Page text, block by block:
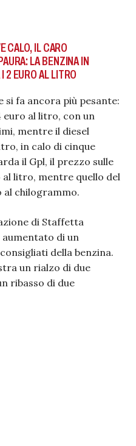
CALO, IL CARO
LA BENZINA IN
2 EURO AL LITRO
fa ancora più pesante:
euro al litro, con un
mentre il diesel
in calo di cinque
il Gpl, il prezzo sulle
al litro, mentre quello del
al chilogrammo.
di Staffetta
aumentato di un
della benzina.
un rialzo di due
ribasso di due